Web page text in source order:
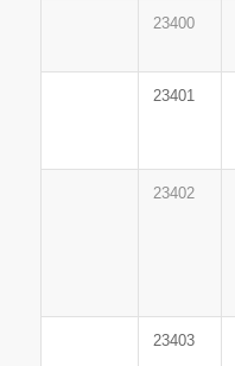
23400
23401
23402
23403